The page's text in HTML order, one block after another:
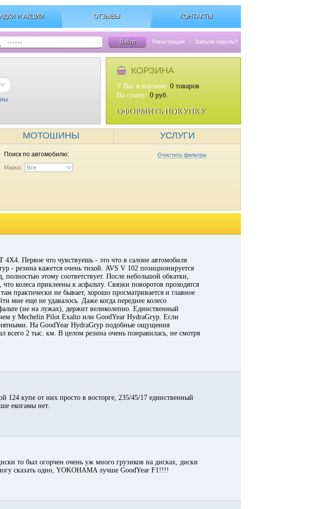
И АКЦИИ ОТЗЫВЫ КОНТАКТЫ
Войти Регистрация | Забыли пароль?
КОРЗИНА
У Вас в корзине: 0 товаров
На сумму: 0 руб.
ОФОРМИТЬ ПОКУПКУ
МОТОШИНЫ УСЛУГИ
Поиск по автомобилю: Очистить фильтры
Марка: Все
Первое что чувствуешь - это что в салоне автомобиля
- резина кажется очень тихой. AVS V 102 позиционируется
этому соответствует. После небольшой обкатки,
колеса приклеены к асфальту. Связки поворотов проходятся
практически не бывает, хорошо просматривается и главное
мне еще не удавалось. Даже когда переднее колесо
(не на лужах), держит великолепно. Единственный
у Mechelin Pilot Exalto или GoodYear HydraGryp. Если
На GoodYear HydraGryp подобные ощущения
всего 2 тыс. км. В целом резина очень понравилась, не смотря
купе от них просто в восторге, 235/45/17 единственный
екогамы нет.
то был огорчен очень уж много грузиков на дисках, диски
сказать одно, YOKOHAMA лучше GoodYear F1!!!!